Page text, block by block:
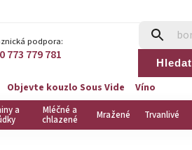
podpora:
773 779 781 Hledat
Objevte kouzlo Sous Vide Víno
a Mléčné a
chlazené Mražené Trvanlivé